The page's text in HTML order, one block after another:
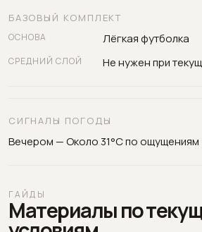
БАЗОВЫЙ КОМПЛЕКТ
ОСНОВА Лёгкая футболка
СРЕДНИЙ СЛОЙ Не нужен при
СИГНАЛЫ ПОГОДЫ
Вечером — Около 31°C по ощущениям
ГАЙДЫ
Материалы по